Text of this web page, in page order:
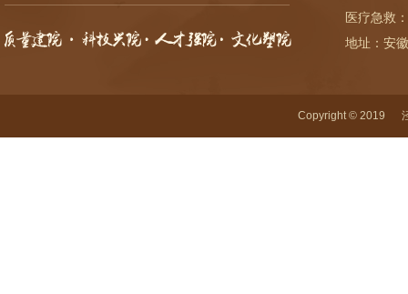
医疗急
地址：
Copyright © 2019